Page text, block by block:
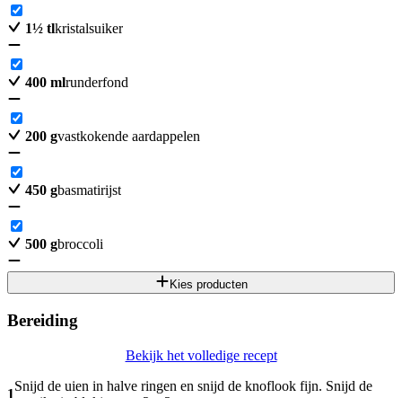
1½ tlkristalsuiker
400 mlrunderfond
200 gvastkokende aardappelen
450 gbasmatirijst
500 gbroccoli
Kies producten
Bereiding
Bekijk het volledige recept
1
Snijd de uien in halve ringen en snijd de knoflook fijn. Snijd de